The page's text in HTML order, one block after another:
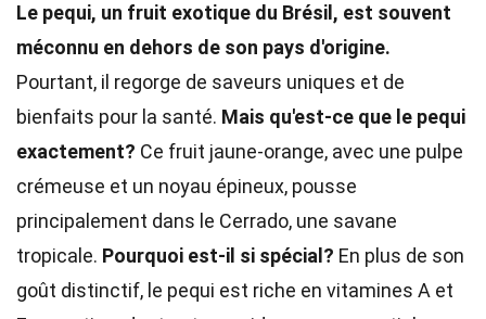
Le pequi, un fruit exotique du Brésil, est souvent
méconnu en dehors de son pays d'origine.
Pourtant, il regorge de saveurs uniques et de
bienfaits pour la santé. Mais qu'est-ce que le pequi
exactement? Ce fruit jaune-orange, avec une pulpe
crémeuse et un noyau épineux, pousse
principalement dans le Cerrado, une savane
tropicale. Pourquoi est-il si spécial? En plus de son
goût distinctif, le pequi est riche en vitamines A et